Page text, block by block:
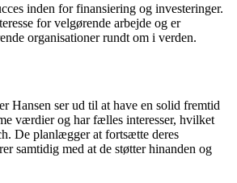
inden for finansiering og investeringer.
for velgørende arbejde og er
organisationer rundt om i verden.
Hansen ser ud til at have en solid fremtid
værdier og har fælles interesser, hvilket
De planlægger at fortsætte deres
samtidig med at de støtter hinanden og